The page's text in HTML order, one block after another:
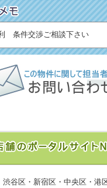
条件交渉ご相談下さい
谷区・新宿区・中央区・港